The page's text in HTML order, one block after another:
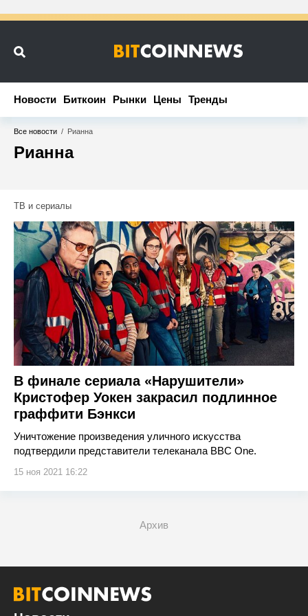
Новости Биткоин Рынки Цены Тренды
Новости Биткоин Рынки Цены Тренды
Все новости / Рианна
Рианна
ТВ и сериалы
В финале сериала «Нарушители»
Кристофер Уокен закрасил подлинное
граффити Бэнкси
Уничтожение произведения уличного искусства
подтвердили представители телеканала BBC One.
15 ноя 2021 16:22
Архив